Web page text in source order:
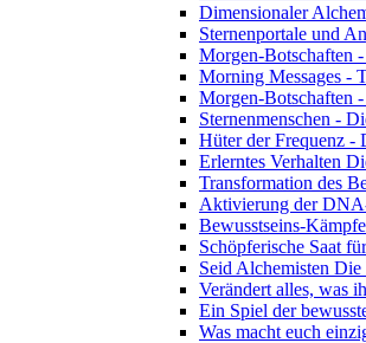
Dimensionaler
Sternenportale und
Morgen-Botschaften
Morning Messages -
Morgen-Botschaften
Sternenmenschen -
Hüter der Frequenz -
Erlerntes Verhalten
Transformation des
Aktivierung der
Bewusstseins-
Schöpferische Saat
Seid Alchemisten
Verändert alles, was
Ein Spiel der
Was macht euch